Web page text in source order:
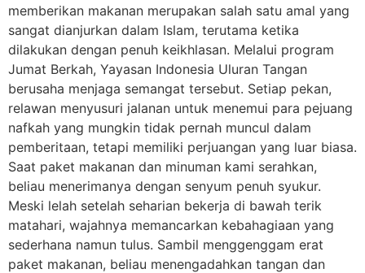
memberikan makanan merupakan salah satu amal yang
sangat dianjurkan dalam Islam, terutama ketika
dilakukan dengan penuh keikhlasan. Melalui program
Jumat Berkah, Yayasan Indonesia Uluran Tangan
berusaha menjaga semangat tersebut. Setiap pekan,
relawan menyusuri jalanan untuk menemui para pejuang
nafkah yang mungkin tidak pernah muncul dalam
pemberitaan, tetapi memiliki perjuangan yang luar biasa.
Saat paket makanan dan minuman kami serahkan,
beliau menerimanya dengan senyum penuh syukur.
Meski lelah setelah seharian bekerja di bawah terik
matahari, wajahnya memancarkan kebahagiaan yang
sederhana namun tulus. Sambil menggenggam erat
paket makanan, beliau menengadahkan tangan dan